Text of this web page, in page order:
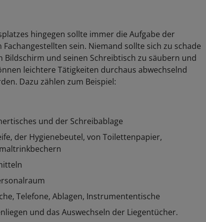
hingegen sollte immer die Aufgabe der
sein. Niemand sollte sich zu schade
Bildschirm und seinen Schreibtisch zu säubern und
leichtere Tätigkeiten durchaus abwechselnd
Dazu zählen zum Beispiel:
und der Schreibablage
der Hygienebeutel, von Toilettenpapier,
Telefone, Ablagen, Instrumententische
und das Auswechseln der Liegentücher.